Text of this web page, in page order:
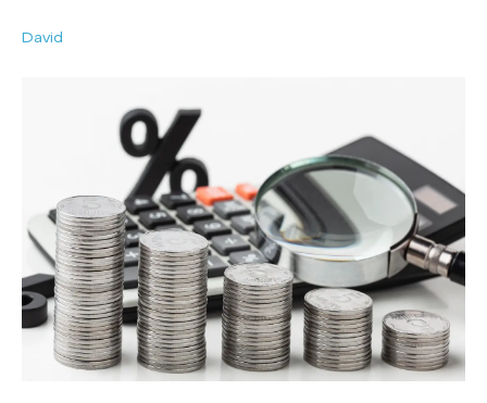
David